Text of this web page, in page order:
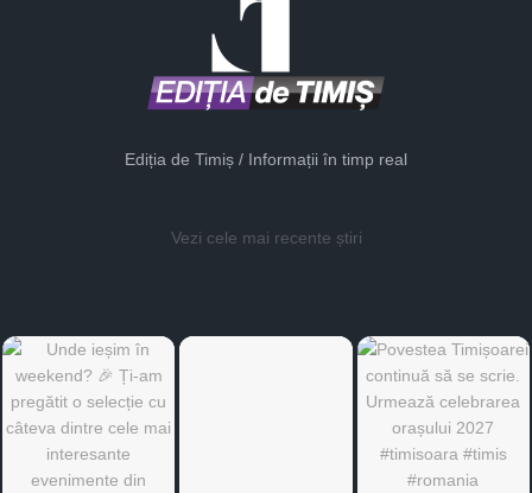
Ediția de Timiș / Informații în timp real
Vezi cele mai recente știri